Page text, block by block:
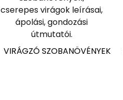
cserepes virágok leírásai,
ápolási, gondozási
útmutatói.
VIRÁGZÓ SZOBANÖVÉNYEK